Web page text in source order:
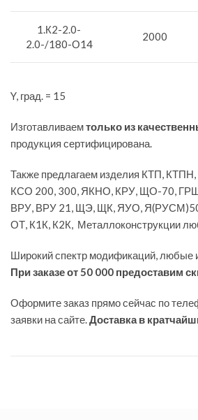
1.К2-2.0-
2.0-/180-О14
2000
Y, град. = 15
Изготавливаемтолько из
продукция сертифицирована.
Также предлагаем изделия КТП,
КСО 200, 300, ЯКНО, КРУ, ЩО-70,
ВРУ, ВРУ 21, ЩЭ, ЩК, ЯУО,
ОТ, К1К, К2К, Металлоконструкции
Широкий спектр модификаций, любые
При заказе от 50 000 предоставим
Оформите заказ прямо сейчас по
заявки на сайте.Доставка в